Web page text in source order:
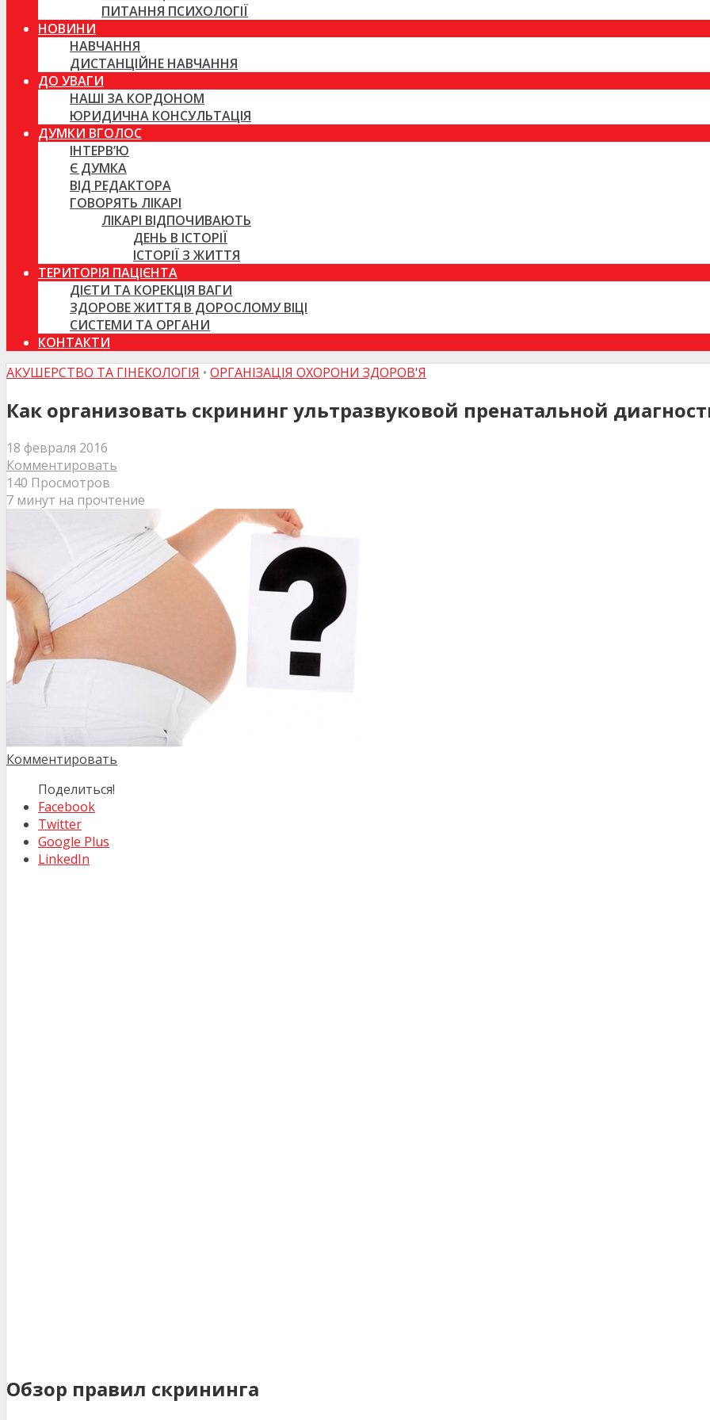
ПИТАННЯ ПСИХОЛОГІЇ
НОВИНИ
НАВЧАННЯ
ДИСТАНЦІЙНЕ НАВЧАННЯ
ДО УВАГИ
НАШІ ЗА КОРДОНОМ
ЮРИДИЧНА КОНСУЛЬТАЦІЯ
ДУМКИ ВГОЛОС
ІНТЕРВ’Ю
Є ДУМКА
ВІД РЕДАКТОРА
ГОВОРЯТЬ ЛІКАРІ
ЛІКАРІ ВІДПОЧИВАЮТЬ
ДЕНЬ В ІСТОРІЇ
ІСТОРІЇ З ЖИТТЯ
ТЕРИТОРІЯ ПАЦІЄНТА
ДІЄТИ ТА КОРЕКЦІЯ ВАГИ
ЗДОРОВЕ ЖИТТЯ В ДОРОСЛОМУ ВІЦІ
СИСТЕМИ ТА ОРГАНИ
КОНТАКТИ
АКУШЕРСТВО ТА ГІНЕКОЛОГІЯ • ОРГАНІЗАЦІЯ ОХОРОНИ ЗДОРОВ'Я
Как организовать скрининг ультразвуковой пренатальной
18 февраля 2016
Комментировать
140 Просмотров
7 минут на прочтение
Комментировать
Поделиться!
Facebook
Twitter
Google Plus
LinkedIn
Обзор правил скрининга